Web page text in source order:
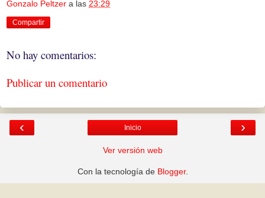
Gonzalo Peltzer a las 23:29
Compartir
No hay comentarios:
Publicar un comentario
‹ ›
Inicio
Ver versión web
Con la tecnología de Blogger.